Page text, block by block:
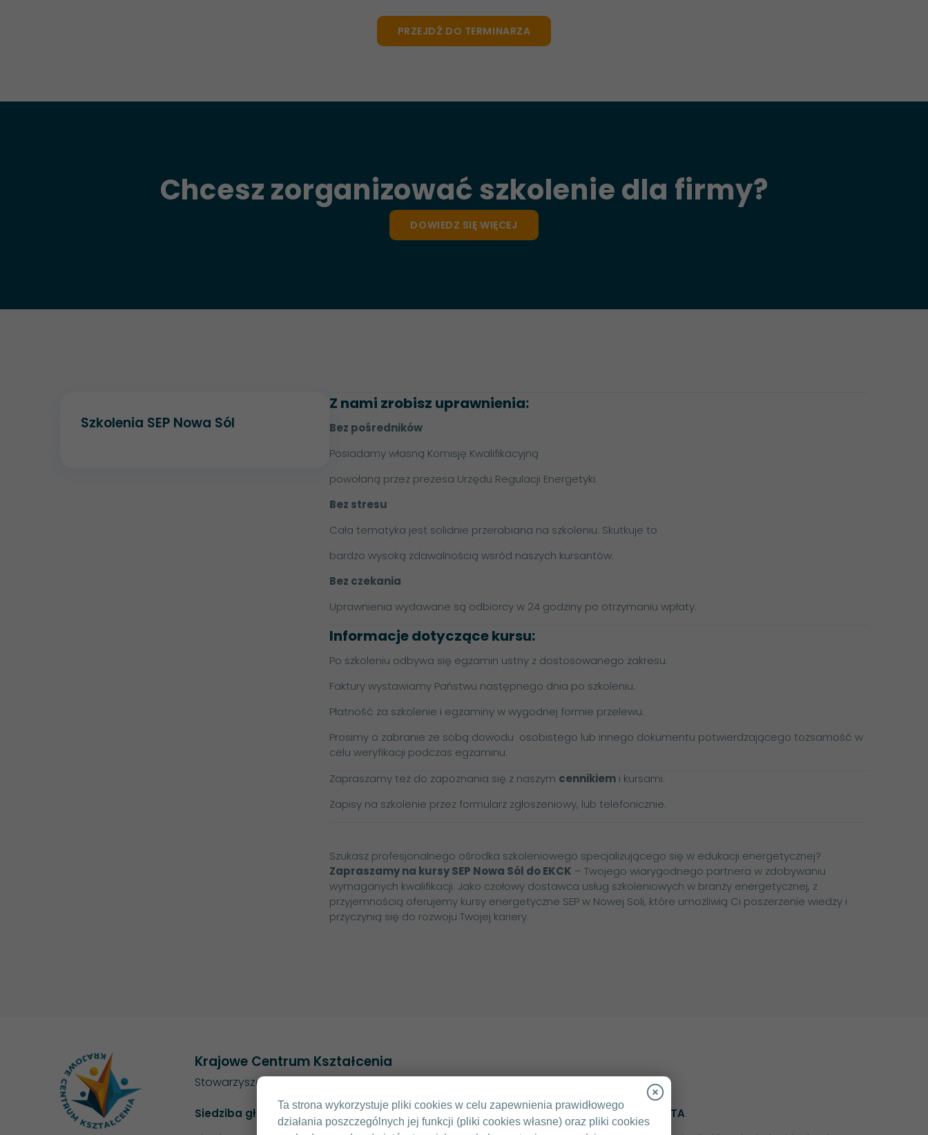
PRZEJDŹ DO TERMINARZA
Chcesz zorganizować szkolenie dla firmy?
DOWIEDZ SIĘ WIĘCEJ
Szkolenia SEP Nowa Sól
Z nami zrobisz uprawnienia:
Bez pośredników
Posiadamy własną Komisję Kwalifikacyjną
powołaną przez prezesa Urzędu Regulacji Energetyki.
Bez stresu
Cała tematyka jest solidnie przerabiana na szkoleniu. Skutkuje to
bardzo wysoką zdawalnością wsród naszych kursantów.
Bez czekania
Uprawnienia wydawane są odbiorcy w 24 godziny po otrzymaniu wpłaty.
Informacje dotyczące kursu:
Po szkoleniu odbywa się egzamin ustny z dostosowanego zakresu.
Faktury wystawiamy Państwu następnego dnia po szkoleniu.
Płatność za szkolenie i egzaminy w wygodnej formie przelewu.
Prosimy o zabranie ze sobą dowodu osobistego lub innego dokumentu potwierdzającego tożsamość w
celu weryfikacji podczas egzaminu.
Zapraszamy też do zapoznania się z naszym cennikiem i kursami.
Zapisy na szkolenie przez formularz zgłoszeniowy, lub telefonicznie.
Szukasz profesjonalnego ośrodka szkoleniowego specjalizującego się w edukacji energetycznej?
Zapraszamy na kursy SEP Nowa Sól do EKCK – Twojego wiarygodnego partnera w zdobywaniu
wymaganych kwalifikacji. Jako czołowy dostawca usług szkoleniowych w branży energetycznej, z
przyjemnością oferujemy kursy energetyczne SEP w Nowej Soli, które umożliwią Ci poszerzenie wiedzy i
przyczynią się do rozwoju Twojej kariery.
Krajowe Centrum Kształcenia
Stowarzyszenie Elektromobilna Polska
Siedziba główna
KONTAKT
OFERTA
Ta strona wykorzystuje pliki cookies w celu zapewnienia prawidłowego
działania poszczególnych jej funkcji (pliki cookies własne) oraz pliki cookies